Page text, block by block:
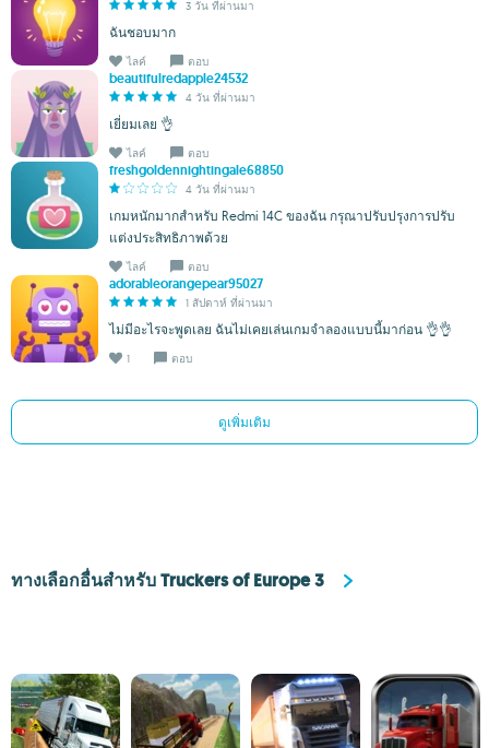
3 วัน ที่ผ่านมา
ฉันชอบมาก
ไลค์ ตอบ
beautifulredapple24532
4 วัน ที่ผ่านมา
เยี่ยมเลย 👌
ไลค์ ตอบ
freshgoldennightingale68850
4 วัน ที่ผ่านมา
เกมหนักมากสำหรับ Redmi 14C ของฉัน กรุณาปรับปรุงการปรับ
แต่งประสิทธิภาพด้วย
ไลค์ ตอบ
adorableorangepear95027
1 สัปดาห์ ที่ผ่านมา
ไม่มีอะไรจะพูดเลย ฉันไม่เคยเล่นเกมจำลองแบบนี้มาก่อน 👌👌
1 ตอบ
ดูเพิ่มเติม
ทางเลือกอื่นสำหรับ Truckers of Europe 3